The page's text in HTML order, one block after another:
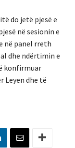
do jetë pjesë e
në sesionin e
në panel rreth
dhe ndërtimin e
konfirmuar
Leyen dhe të